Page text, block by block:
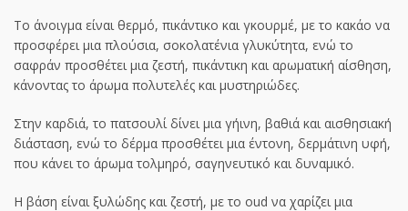
Το άνοιγμα είναι θερμό, πικάντικο και γκουρμέ, με το κακάο να
προσφέρει μια πλούσια, σοκολατένια γλυκύτητα, ενώ το
σαφράν προσθέτει μια ζεστή, πικάντικη και αρωματική αίσθηση,
κάνοντας το άρωμα πολυτελές και μυστηριώδες.
Στην καρδιά, το πατσουλί δίνει μια γήινη, βαθιά και αισθησιακή
διάσταση, ενώ το δέρμα προσθέτει μια έντονη, δερμάτινη υφή,
που κάνει το άρωμα τολμηρό, σαγηνευτικό και δυναμικό.
Η βάση είναι ξυλώδης και ζεστή, με το oud να χαρίζει μια